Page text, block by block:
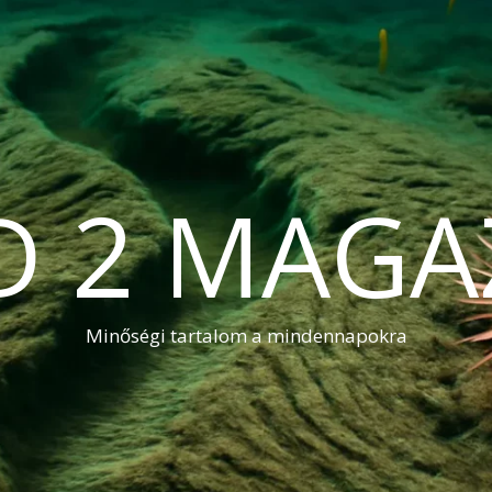
2
Minőségi tartalom a mindennapokra